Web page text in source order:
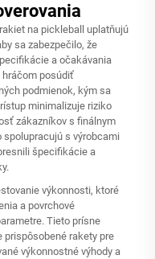
na pickleball uplatňujú
sa zabezpečilo, že
a očakávania
hráčom posúdiť
podmienok, kým sa
minimalizuje riziko
zákazníkov s finálnym
s výrobcami
špecifikácie a
výkonnosti, ktoré
a povrchové
Tieto prísne
prispôsobené rakety pre
výkonnostné výhody a